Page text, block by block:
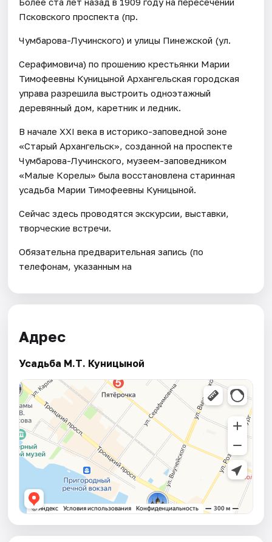
Псковского проспекта (пр.
Чумбарова-Лучинского) и улицы Пинежской (ул.
Серафимовича) по прошению крестьянки Марии
Тимофеевны Куницыной Архангельская городская
управа разрешила выстроить одноэтажный
деревянный дом, каретник и ледник.
В начале ХХI века в историко-заповедной зоне
«Старый Архангельск», созданной на проспекте
Чумбарова-Лучинского, музеем-заповедником
«Малые Корелы» была восстановлена старинная
усадьба Марии Тимофеевны Куницыной.
Сейчас здесь проводятся экскурсии, выставки,
творческие встречи.
Обязательна предварительная запись (по
телефонам, указанным на
Адрес
Усадьба М.Т. Куницыной